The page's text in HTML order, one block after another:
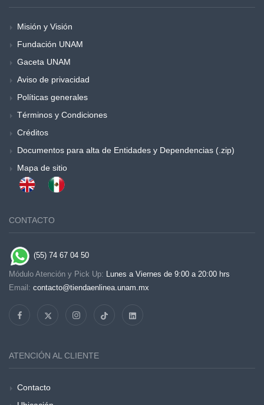
Misión y Visión
Fundación UNAM
Gaceta UNAM
Aviso de privacidad
Políticas generales
Términos y Condiciones
Créditos
Documentos para alta de Entidades y Dependencias (.zip)
Mapa de sitio
CONTACTO
(55) 74 67 04 50
Módulo Atención y Pick Up: Lunes a Viernes de 9:00 a 20:00 hrs
Email: contacto@tiendaenlinea.unam.mx
ATENCIÓN AL CLIENTE
Contacto